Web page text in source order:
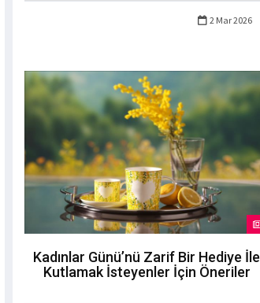
2 Mar 2026
Kadınlar Günü’nü Zarif Bir Hediye İle
Kutlamak İsteyenler İçin Öneriler